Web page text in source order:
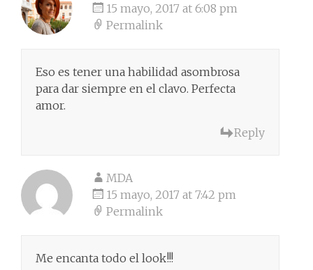
15 mayo, 2017 at 6:08 pm
Permalink
Eso es tener una habilidad asombrosa
para dar siempre en el clavo. Perfecta
amor.
Reply
MDA
15 mayo, 2017 at 7:42 pm
Permalink
Me encanta todo el look!!!